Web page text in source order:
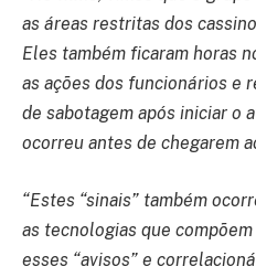
as áreas restritas dos
Eles também ficaram horas
as ações dos funcionários e
de sabotagem após iniciar o
ocorreu antes de chegarem
“Estes “sinais” também
as tecnologias que
esses “avisos” e